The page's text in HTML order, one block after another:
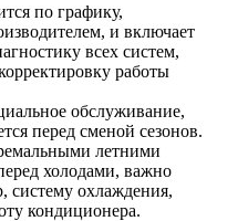
по графику,
и включает
всех систем,
работы
обслуживание,
перед сменой сезонов.
летними
холодами, важно
систему охлаждения,
кондиционера.